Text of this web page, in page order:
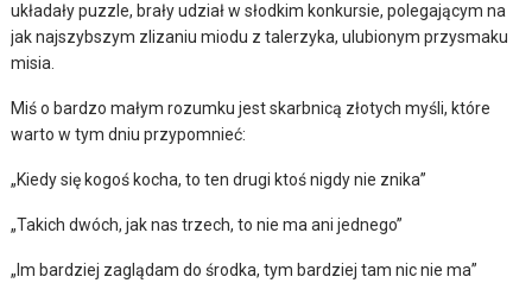
układały puzzle, brały udział w słodkim konkursie, polegającym na
jak najszybszym zlizaniu miodu z talerzyka, ulubionym przysmaku
misia.
Miś o bardzo małym rozumku jest skarbnicą złotych myśli, które
warto w tym dniu przypomnieć:
„Kiedy się kogoś kocha, to ten drugi ktoś nigdy nie znika”
„Takich dwóch, jak nas trzech, to nie ma ani jednego”
„Im bardziej zaglądam do środka, tym bardziej tam nic nie ma”